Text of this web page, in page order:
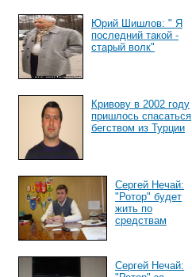
Юрий Шишлов: " Я
последний такой -
старый волк"
Кривову в 2002 году
пришлось спасаться
бегством из Турции
Сергей Нечай:
"Ротор" будет
жить по
средствам
Сергей Нечай: